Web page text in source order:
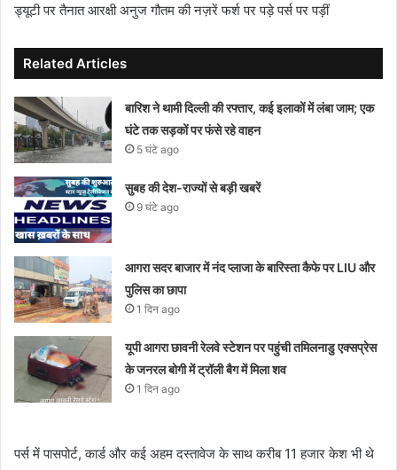
ड्यूटी पर तैनात आरक्षी अनुज गौतम की नज़रें फर्श पर पड़े पर्स पर पड़ीं
Related Articles
बारिश ने थामी दिल्ली की रफ्तार, कई इलाकों में लंबा जाम; एक
घंटे तक सड़कों पर फंसे रहे वाहन
5 घंटे ago
सुबह की देश-राज्यों से बड़ी खबरें
9 घंटे ago
आगरा सदर बाजार में नंद प्लाजा के बारिस्ता कैफे पर LIU और
पुलिस का छापा
1 दिन ago
यूपी आगरा छावनी रेलवे स्टेशन पर पहुंची तमिलनाडु एक्सप्रेस
के जनरल बोगी में ट्रॉली बैग में मिला शव
1 दिन ago
पर्स में पासपोर्ट, कार्ड और कई अहम दस्तावेज के साथ करीब 11 हजार केश भी थे